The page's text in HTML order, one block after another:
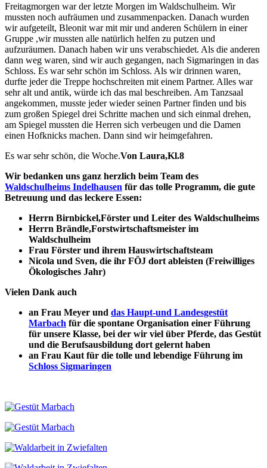
Freitagmorgen war der letzte Morgen im Waldschulheim. Wir
mussten noch aufräumen und zusammenpacken. Danach wurden
wir aufgeteilt, Bleonit war mit mir und anderen Schülern in einer
Gruppe ,wir mussten alle natürlich helfen zu putzen und
aufzuräumen. Danach haben wir uns verabschiedet. Als die anderen
dann weg waren, sind wir auch gegangen, nach Sigmaringen in das
Schloss. Es war sehr schön im Schloss. Als wir drinnen waren,
durfte jeder die Treppe hochschreiten mit einem Partner. Alles war
sehr alt und antik, würde ich das mal beschreiben. Am Tanzsaal
angekommen, musste jeder wieder seinen Partner finden und bis
zum großen Spiegel drei Schritte machen und sich einmal drehen,
am Spiegel mussten die Herren sich verbeugen und die Damen
einen Hofknicks machen. Dann sind wir heimgefahren.
Es war sehr schön, die Woche.Von Laura,Kl.8
Wir bedanken uns ganz herzlich beim Team des
Waldschulheims Indelhausen für das tolle Programm, die gute
Betreuung und das leckere Essen:
Herrn Birnbickel,Förster und Leiter des Waldschulheims
Herrn Brändle,Forstwirtschaftsmeister im
Waldschulheim
Frau Förster und ihrem Hauswirtschaftsteam
Nicola und Sven, die ihr FÖJ dort ableisten (Freiwilliges
Ökologisches Jahr)
Vielen Dank auch
an Frau Meyer und das Haupt-und Landesgestüt
Marbach für die spontane Organisation einer Führung
für unsere Klasse, bei der wir viel über Pferde, das Gestüt
und die Berufsausbildung dort gelernt haben
an Frau Kaut für die tolle und lebendige Führung im
Schloss Sigmaringen